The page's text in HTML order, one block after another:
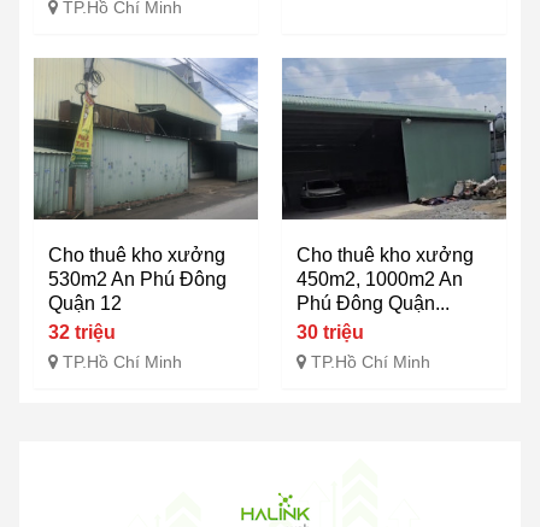
TP.Hồ Chí Minh
Cho thuê kho xưởng
530m2 An Phú Đông
Quận 12
32 triệu
TP.Hồ Chí Minh
Cho thuê kho xưởng
450m2, 1000m2 An
Phú Đông Quận...
30 triệu
TP.Hồ Chí Minh